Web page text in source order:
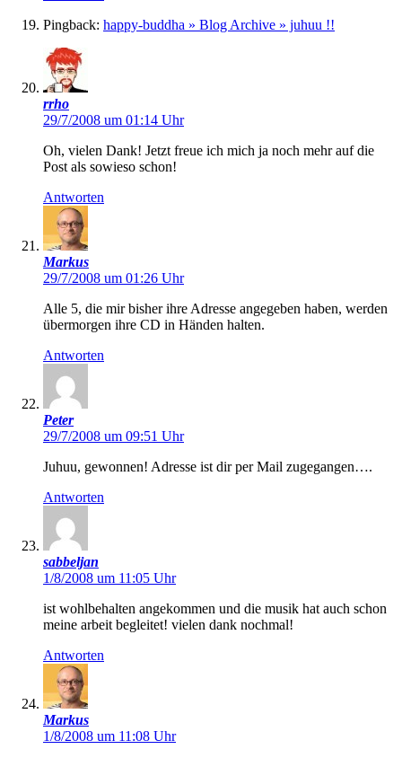
Pingback: happy-buddha » Blog Archive » juhuu !!
rrho
29/7/2008 um 01:14 Uhr
Oh, vielen Dank! Jetzt freue ich mich ja noch mehr auf die
Post als sowieso schon!
Antworten
Markus
29/7/2008 um 01:26 Uhr
Alle 5, die mir bisher ihre Adresse angegeben haben, werden
übermorgen ihre CD in Händen halten.
Antworten
Peter
29/7/2008 um 09:51 Uhr
Juhuu, gewonnen! Adresse ist dir per Mail zugegangen….
Antworten
sabbeljan
1/8/2008 um 11:05 Uhr
ist wohlbehalten angekommen und die musik hat auch schon
meine arbeit begleitet! vielen dank nochmal!
Antworten
Markus
1/8/2008 um 11:08 Uhr